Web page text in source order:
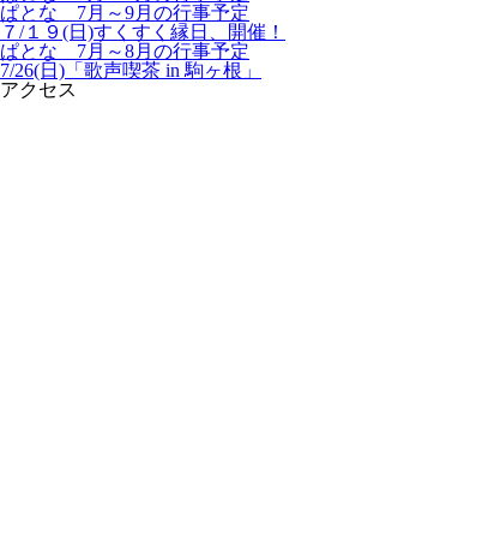
ぱとな 7月～9月の行事予定
７/１９(日)すくすく縁日、開催！
ぱとな 7月～8月の行事予定
7/26(日)「歌声喫茶 in 駒ヶ根」
アクセス